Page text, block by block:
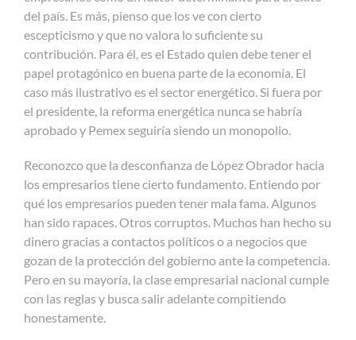
del país. Es más, pienso que los ve con cierto
escepticismo y que no valora lo suficiente su
contribución. Para él, es el Estado quien debe tener el
papel protagónico en buena parte de la economía. El
caso más ilustrativo es el sector energético. Si fuera por
el presidente, la reforma energética nunca se habría
aprobado y Pemex seguiría siendo un monopolio.
Reconozco que la desconfianza de López Obrador hacia
los empresarios tiene cierto fundamento. Entiendo por
qué los empresarios pueden tener mala fama. Algunos
han sido rapaces. Otros corruptos. Muchos han hecho su
dinero gracias a contactos políticos o a negocios que
gozan de la protección del gobierno ante la competencia.
Pero en su mayoría, la clase empresarial nacional cumple
con las reglas y busca salir adelante compitiendo
honestamente.